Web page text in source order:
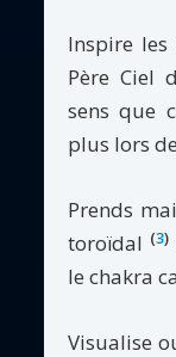
Inspire
Père Ciel
sens que
plus lors
Prends
toroïdal (3)
le chakra
Visualise